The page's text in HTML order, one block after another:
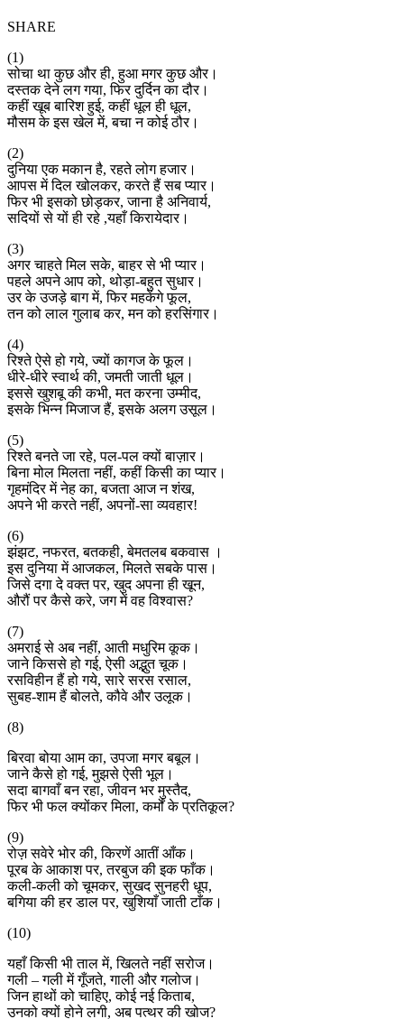
SHARE
(1)
सोचा था कुछ और ही, हुआ मगर कुछ और।
दस्तक देने लग गया, फिर दुर्दिन का दौर।
कहीं खूब बारिश हुई, कहीं धूल ही धूल,
मौसम के इस खेल में, बचा न कोई ठौर।
(2)
दुनिया एक मकान है, रहते लोग हजार।
आपस में दिल खोलकर, करते हैं सब प्यार।
फिर भी इसको छोड़कर, जाना है अनिवार्य,
सदियों से यों ही रहे ,यहाँ किरायेदार।
(3)
अगर चाहते मिल सके, बाहर से भी प्यार।
पहले अपने आप को, थोड़ा-बहुत सुधार।
उर के उजड़े बाग में, फिर महकेंगे फूल,
तन को लाल गुलाब कर, मन को हरसिंगार।
(4)
रिश्ते ऐसे हो गये, ज्यों कागज के फूल।
धीरे-धीरे स्वार्थ की, जमती जाती धूल।
इससे खुशबू की कभी, मत करना उम्मीद,
इसके भिन्न मिजाज हैं, इसके अलग उसूल।
(5)
रिश्ते बनते जा रहे, पल-पल क्यों बाज़ार।
बिना मोल मिलता नहीं, कहीं किसी का प्यार।
गृहमंदिर में नेह का, बजता आज न शंख,
अपने भी करते नहीं, अपनों-सा व्यवहार!
(6)
झंझट, नफरत, बतकही, बेमतलब बकवास ।
इस दुनिया में आजकल, मिलते सबके पास।
जिसे दगा दे वक्त पर, खुद अपना ही खून,
औरौं पर कैसे करे, जग में वह विश्वास?
(7)
अमराई से अब नहीं, आती मधुरिम कूक।
जाने किससे हो गई, ऐसी अद्भुत चूक।
रसविहीन हैं हो गये, सारे सरस रसाल,
सुबह-शाम हैं बोलते, कौवे और उलूक।
(8)
बिरवा बोया आम का, उपजा मगर बबूल।
जाने कैसे हो गई, मुझसे ऐसी भूल।
सदा बागवाँ बन रहा, जीवन भर मुस्तैद,
फिर भी फल क्योंकर मिला, कर्मों के प्रतिकूल?
(9)
रोज़ सवेरे भोर की, किरणें आतीं आँक।
पूरब के आकाश पर, तरबुज की इक फाँक।
कली-कली को चूमकर, सुखद सुनहरी धूप,
बगिया की हर डाल पर, खुशियाँ जाती टाँक।
(10)
यहाँ किसी भी ताल में, खिलते नहीं सरोज।
गली – गली में गूँजते, गाली और गलोज।
जिन हाथों को चाहिए, कोई नई किताब,
उनको क्यों होने लगी, अब पत्थर की खोज?